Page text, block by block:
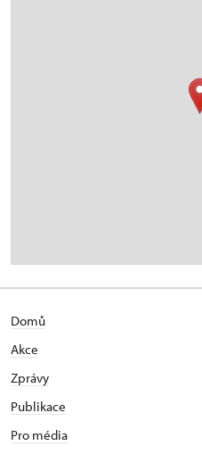
Domů
Akce
Zprávy
Publikace
Pro média